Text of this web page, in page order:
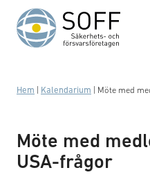
Hoppa till innehåll
Hem Kalendarium Möte med
Möte med
USA-frågor
Business meeting with